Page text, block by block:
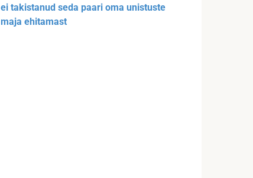
ei takistanud seda paari oma unistuste
maja ehitamast